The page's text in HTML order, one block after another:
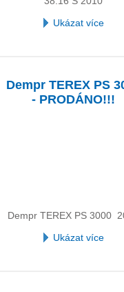
Ukázat více
Dempr TEREX PS
- PRODÁNO!!!
Dempr TEREX PS 3000
Ukázat více